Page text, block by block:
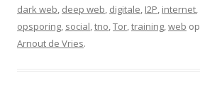
dark web, deep web, digitale, I2P, internet,
opsporing, social,tno,Tor,training,web op
Arnout de Vries.